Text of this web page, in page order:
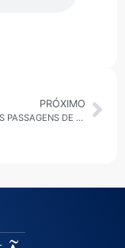
PRÓXIMO
PREÇOS DAS PASSAGENS DE ÔNIBUS NO ABC PAULISTA EM 2026